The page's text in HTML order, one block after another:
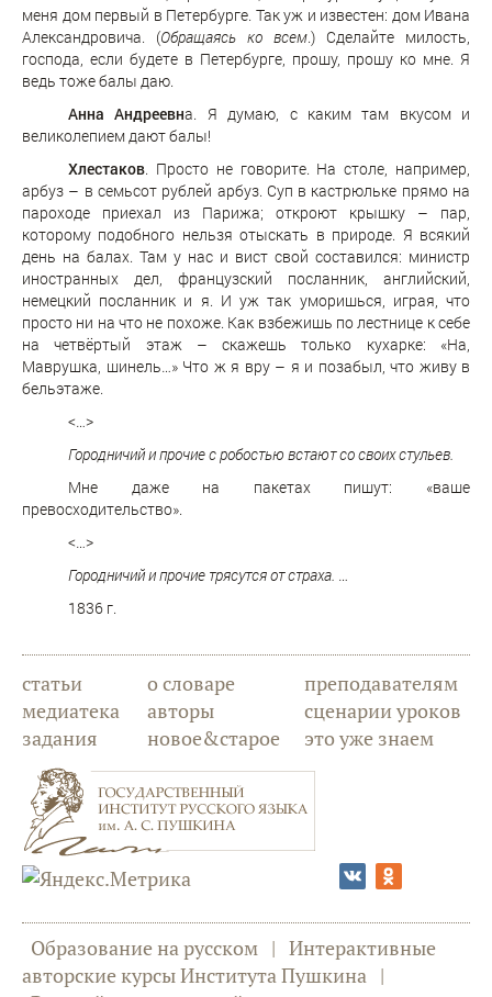
меня дом первый в Петербурге. Так уж и известен: дом Ивана
Александровича. (Обращаясь ко всем.) Сделайте милость,
господа, если будете в Петербурге, прошу, прошу ко мне. Я
ведь тоже балы даю.
Анна Андреевна. Я думаю, с каким там вкусом и
великолепием дают балы!
Хлестаков. Просто не говорите. На столе, например,
арбуз – в семьсот рублей арбуз. Суп в кастрюльке прямо на
пароходе приехал из Парижа; откроют крышку – пар,
которому подобного нельзя отыскать в природе. Я всякий
день на балах. Там у нас и вист свой составился: министр
иностранных дел, французский посланник, английский,
немецкий посланник и я. И уж так уморишься, играя, что
просто ни на что не похоже. Как взбежишь по лестнице к себе
на четвёртый этаж – скажешь только кухарке: «На,
Маврушка, шинель…» Что ж я вру – я и позабыл, что живу в
бельэтаже.
<…>
Городничий и прочие с робостью встают со своих стульев.
Мне даже на пакетах пишут: «ваше
превосходительство».
<…>
Городничий и прочие трясутся от страха. …
1836 г.
статьи
медиатека
задания
о словаре
авторы
новое&старое
преподавателям
сценарии уроков
это уже знаем
Образование на русском | Интерактивные
авторские курсы Института Пушкина |